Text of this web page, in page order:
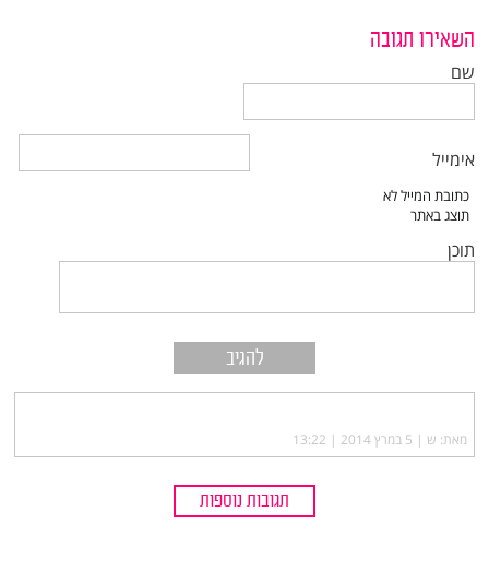
השאירו תגובה
שם
אימייל
תוכן
מאת: ש |‏ 5 במרץ 2014 | 13:22
תגובות נוספות